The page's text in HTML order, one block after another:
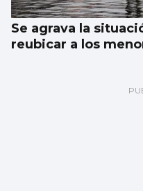
Se agrava la
reubicar a los